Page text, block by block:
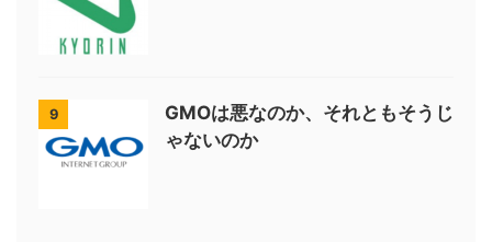
9
GMOは悪なのか、それともそうじ
ゃないのか